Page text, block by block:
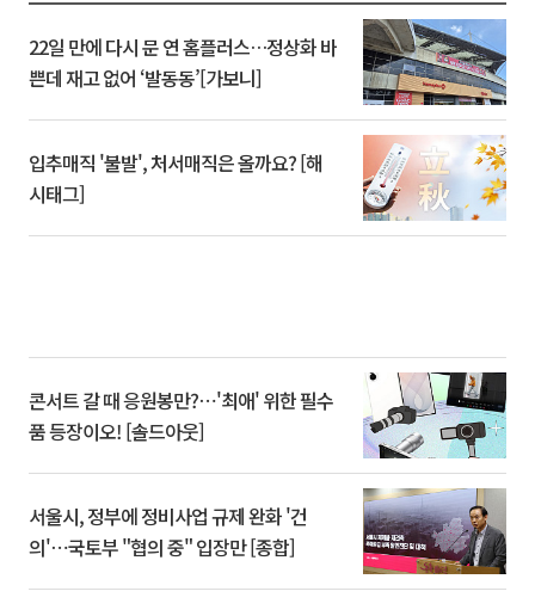
22일 만에 다시 문 연 홈플러스…정상화 바
쁜데 재고 없어 ‘발동동’[가보니]
입추매직 '불발', 처서매직은 올까요? [해
시태그]
콘서트 갈 때 응원봉만?⋯'최애' 위한 필수
품 등장이오! [솔드아웃]
서울시, 정부에 정비사업 규제 완화 '건
의'⋯국토부 "협의 중" 입장만 [종합]